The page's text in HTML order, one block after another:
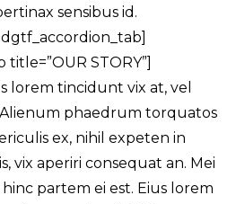
sensibus id.
STORY”]
lorem tincidunt vix at, vel
Alienum phaedrum torquatos
ex, nihil expeten in
vix aperiri consequat an. Mei
partem ei est. Eius lorem